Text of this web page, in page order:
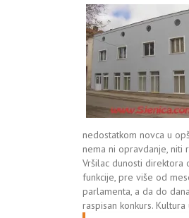
nedostatkom novca u
nema ni opravdanje, niti
Vršilac dunosti direktora
funkcije, pre više od
parlamenta, a da do
raspisan konkurs.